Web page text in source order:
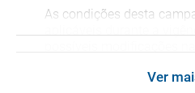
As condições desta
de promoção
Ver